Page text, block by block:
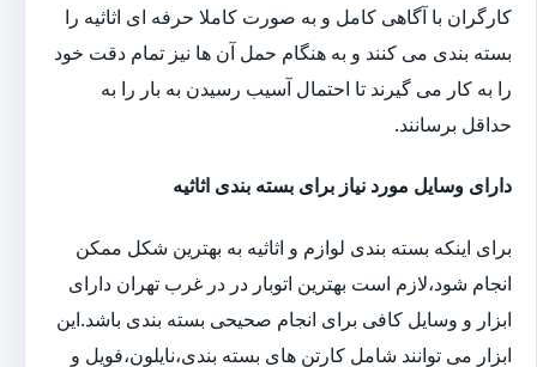
کارگران با آگاهی کامل و به صورت کاملا حرفه ای اثاثیه را
بسته بندی می کنند و به هنگام حمل آن ها نیز تمام دقت خود
را به کار می گیرند تا احتمال آسیب رسیدن به بار را به
حداقل برسانند.
دارای وسایل مورد نیاز برای بسته بندی اثاثیه
برای اینکه بسته بندی لوازم و اثاثیه به بهترین شکل ممکن
انجام شود،لازم است بهترین اتوبار در در غرب تهران دارای
ابزار و وسایل کافی برای انجام صحیحی بسته بندی باشد.این
ابزار می توانند شامل کارتن های بسته بندی،نایلون،فویل و